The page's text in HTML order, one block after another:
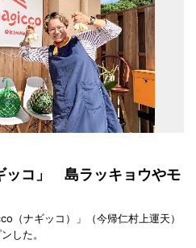
ッコ」 島ラッキョウやモ
（ナギッコ）」（今帰仁村上運天）
した。